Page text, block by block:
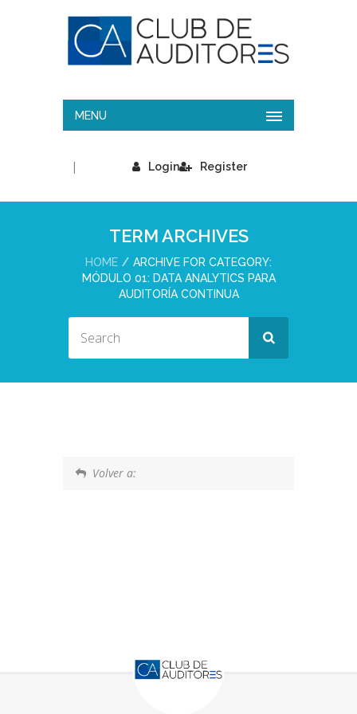
MENU
Login
| Register
TERM ARCHIVES
HOME
ARCHIVE FOR CATEGORY:
MÓDULO 01: DATA ANALYTICS PARA
AUDITORÍA CONTINUA
Volver a: